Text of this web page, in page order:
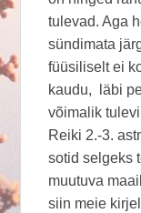
tulevad. Aga
sündimata
füüsiliselt ei
kaudu, läbi
võimalik
Reiki 2.-3.
sotid selgeks
muutuva
siin meie